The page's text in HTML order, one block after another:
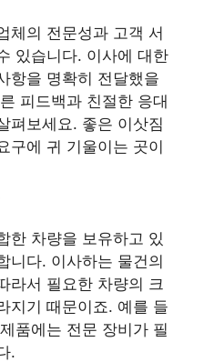
체의 전문성과 고객 서
있습니다. 이사에 대한
항을 명확히 전달했을
피드백과 친절한 응대
펴보세요. 좋은 이삿짐
구에 귀 기울이는 곳이
한 차량을 보유하고 있
니다. 이사하는 물건의
라서 필요한 차량의 크
지기 때문이죠. 예를 들
품에는 전문 장비가 필
.